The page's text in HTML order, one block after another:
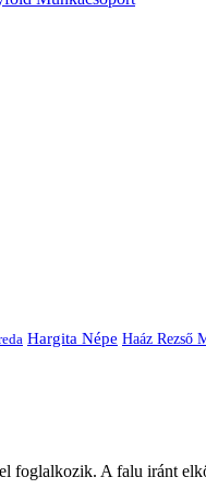
Hargita Népe Haáz Rezső
foglalkozik. A falu iránt